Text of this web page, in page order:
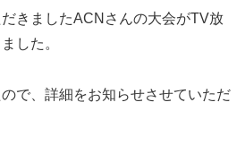
きましたACNさんの大会がTV放
した。
で、詳細をお知らせさせていただ